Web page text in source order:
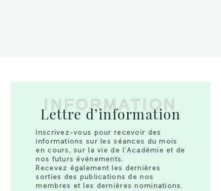
INFORMATION
Lettre d’information
Inscrivez-vous pour recevoir des
informations sur les séances du mois
en cours, sur la vie de l’Académie et de
nos futurs événements.
Recevez également les dernières
sorties des publications de nos
membres et les dernières nominations.